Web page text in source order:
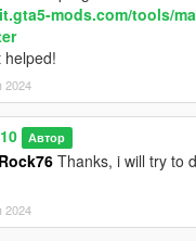
mods.com/tools/
helped!
2024
Автор
Thanks, i will try to
2024